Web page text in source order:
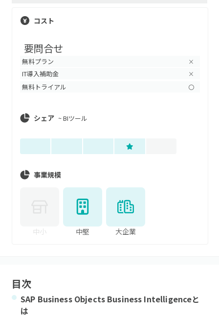
コスト
要問合せ
無料プラン ×
IT導入補助金 ×
無料トライアル 〇
シェア ~BIツール
事業規模
中小 中堅 大企業
目次
SAP Business Objects Business Intelligenceと
は